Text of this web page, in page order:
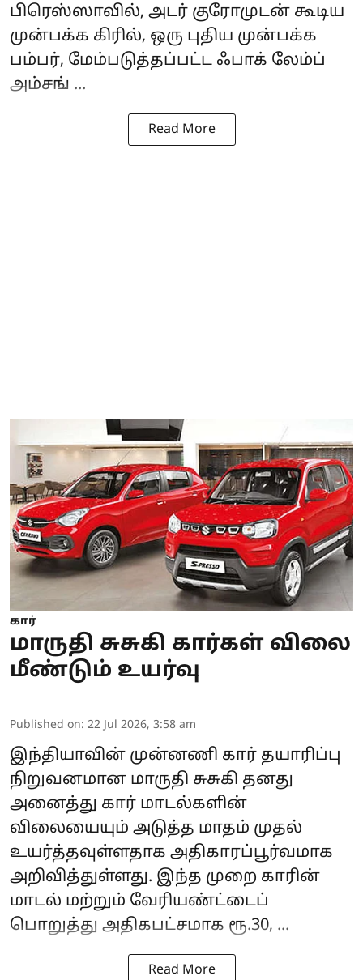
பிரெஸ்ஸாவில், அடர் குரோமுடன் கூடிய
முன்பக்க கிரில், ஒரு புதிய முன்பக்க
பம்பர், மேம்படுத்தப்பட்ட ஃபாக் லேம்ப்
அம்சங் ...
Read More
கார்
மாருதி சுசுகி கார்கள் விலை
மீண்டும் உயர்வு
Published on: 22 Jul 2026, 3:58 am
இந்தியாவின் முன்னணி கார் தயாரிப்பு
நிறுவனமான மாருதி சுசுகி தனது
அனைத்து கார் மாடல்களின்
விலையையும் அடுத்த மாதம் முதல்
உயர்த்தவுள்ளதாக அதிகாரப்பூர்வமாக
அறிவித்துள்ளது. இந்த முறை காரின்
மாடல் மற்றும் வேரியண்ட்டைப்
பொறுத்து அதிகபட்சமாக ரூ.30, ...
Read More